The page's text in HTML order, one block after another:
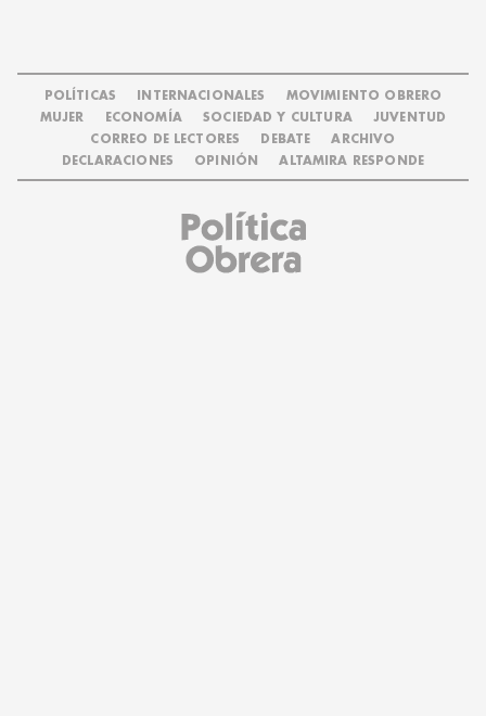
POLÍTICAS INTERNACIONALES
MOVIMIENTO OBRERO
MUJER
ECONOMÍA SOCIEDAD Y CULTURA
JUVENTUD
CORREO DE LECTORES
DEBATE
ARCHIVO
DECLARACIONES
OPINIÓN ALTAMIRA RESPONDE